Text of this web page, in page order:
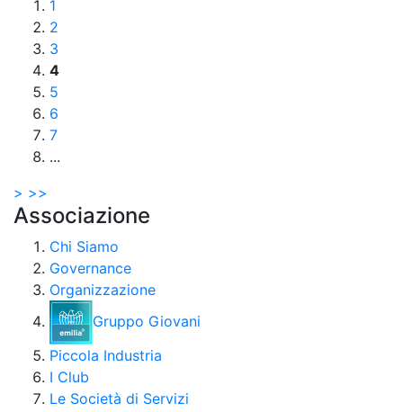
1
2
3
4
5
6
7
...
> >>
Associazione
Chi Siamo
Governance
Organizzazione
Gruppo Giovani
Piccola Industria
I Club
Le Società di Servizi